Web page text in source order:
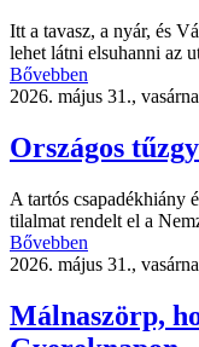
Itt a tavasz, a nyár, és
lehet látni elsuhanni az
Bővebben
2026. május 31.,
Országos
A tartós csapadékhiány
tilalmat rendelt el a
Bővebben
2026. május 31.,
Málnaszörp,